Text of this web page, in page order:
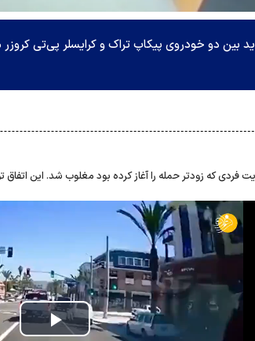
بین دو خودروی پیکاپ تراک و کرایسلر پی‌تی
فردی که زودتر حمله را آغاز کرده بود مغلوب شد. این